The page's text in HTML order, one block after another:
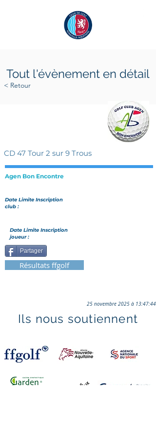
Tout l'évènement en détail
< Retour
CD 47 Tour 2 sur 9 Trous
Agen Bon Encontre
Date Limite Inscription
club :
Date Limite Inscription
joueur :
Partager
Résultats ffgolf
25 novembre 2025 à 13:47:44
Ils nous soutiennent